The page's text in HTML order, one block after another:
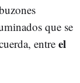
que se
entre el